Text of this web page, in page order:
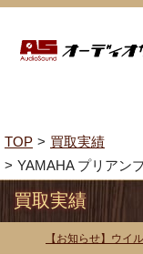
TOP
買取実績
YAMAHA プリアン
買取実績
【お知らせ】ウイ